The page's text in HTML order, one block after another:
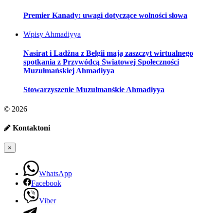
Premier Kanady: uwagi dotyczące wolności słowa
Wpisy Ahmadiyya
Nasirat i Ladżna z Belgii mają zaszczyt wirtualnego
spotkania z Przywódcą Światowej Społeczności
Muzułmańskiej Ahmadiyya
Stowarzyszenie Muzułmanśkie Ahmadiyya
© 2026
Kontaktoni
×
WhatsApp
Facebook
Viber